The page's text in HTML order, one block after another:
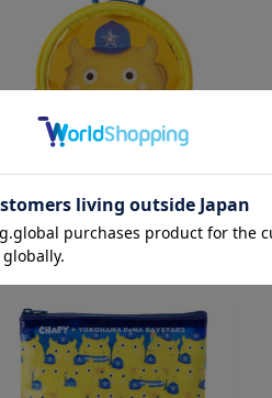
マスコット実写/丸型ポーチ/CHAPY
¥1,800